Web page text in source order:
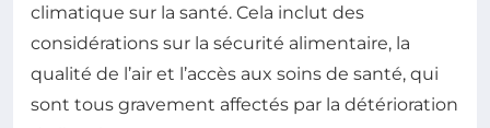
climatique sur la santé. Cela inclut des
considérations sur la sécurité alimentaire, la
qualité de l’air et l’accès aux soins de santé, qui
sont tous gravement affectés par la détérioration